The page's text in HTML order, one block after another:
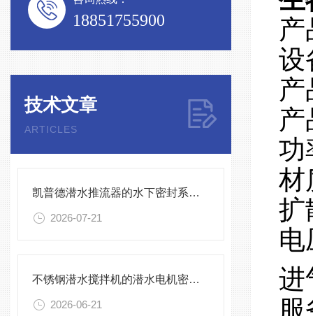
18851755900
技术文章
ARTICLES
凯普德潜水推流器的水下密封系统维护全流程指南说明
2026-07-21
不锈钢潜水搅拌机的潜水电机密封与泄漏保护
2026-06-21
产
设
产
功
材
扩
电
进